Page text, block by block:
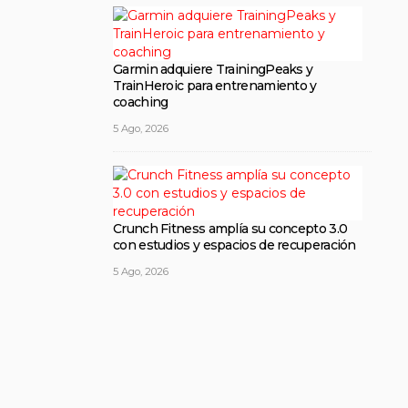
Garmin adquiere TrainingPeaks y
TrainHeroic para entrenamiento y
coaching
5 Ago, 2026
Crunch Fitness amplía su concepto 3.0
con estudios y espacios de recuperación
5 Ago, 2026